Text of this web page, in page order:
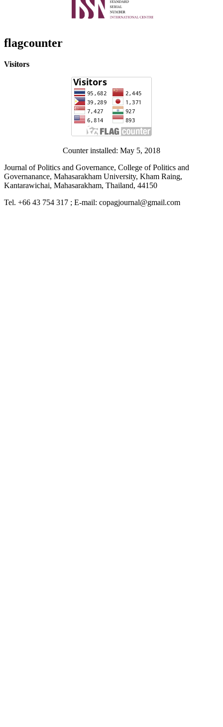
flagcounter
Visitors
Counter installed: May 5, 2018
Journal of Politics and Governance, College of Politics and
Governanance, Mahasarakham University, Kham Raing,
Kantarawichai, Mahasarakham, Thailand, 44150
Tel. +66 43 754 317 ; E-mail: copagjournal@gmail.com